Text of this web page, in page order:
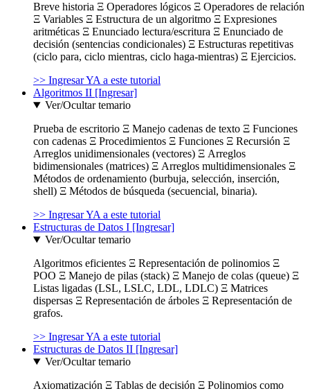
Breve historia Ξ Operadores lógicos Ξ Operadores de relación
Ξ Variables Ξ Estructura de un algoritmo Ξ Expresiones
aritméticas Ξ Enunciado lectura/escritura Ξ Enunciado de
decisión (sentencias condicionales) Ξ Estructuras repetitivas
(ciclo para, ciclo mientras, ciclo haga-mientras) Ξ Ejercicios.
>> Ingresar YA a este tutorial
Algoritmos II [Ingresar]
Ver/Ocultar temario
Prueba de escritorio Ξ Manejo cadenas de texto Ξ Funciones
con cadenas Ξ Procedimientos Ξ Funciones Ξ Recursión Ξ
Arreglos unidimensionales (vectores) Ξ Arreglos
bidimensionales (matrices) Ξ Arreglos multidimensionales Ξ
Métodos de ordenamiento (burbuja, selección, inserción,
shell) Ξ Métodos de búsqueda (secuencial, binaria).
>> Ingresar YA a este tutorial
Estructuras de Datos I [Ingresar]
Ver/Ocultar temario
Algoritmos eficientes Ξ Representación de polinomios Ξ
POO Ξ Manejo de pilas (stack) Ξ Manejo de colas (queue) Ξ
Listas ligadas (LSL, LSLC, LDL, LDLC) Ξ Matrices
dispersas Ξ Representación de árboles Ξ Representación de
grafos.
>> Ingresar YA a este tutorial
Estructuras de Datos II [Ingresar]
Ver/Ocultar temario
Axiomatización Ξ Tablas de decisión Ξ Polinomios como